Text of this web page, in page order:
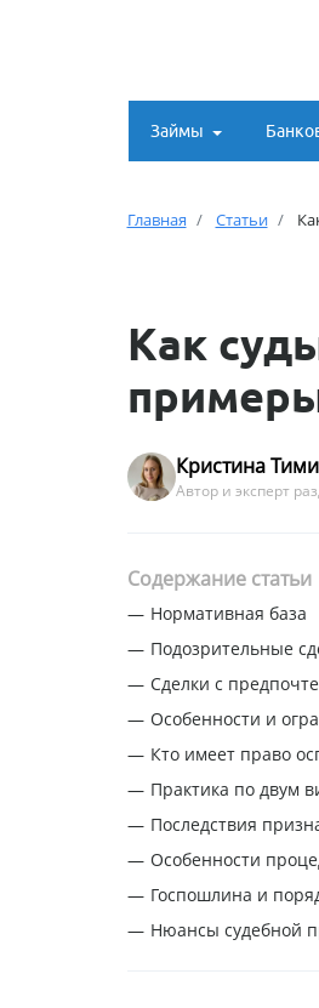
Займы
Главная Статьи
Как
Кристина
Автор и эксперт
Содержание статьи
Нормативная база
Подозрительные
Сделки с
Особенности и
Кто имеет право
Практика по двум
Последствия
Особенности
Госпошлина и
Нюансы судебной